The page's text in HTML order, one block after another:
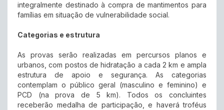
integralmente destinado à compra de mantimentos para
famílias em situação de vulnerabilidade social.
Categorias e estrutura
As provas serão realizadas em percursos planos e
urbanos, com postos de hidratação a cada 2 km e ampla
estrutura de apoio e segurança. As categorias
contemplam o público geral (masculino e feminino) e
PCD (na prova de 5 km). Todos os concluintes
receberão medalha de participação, e haverá troféus